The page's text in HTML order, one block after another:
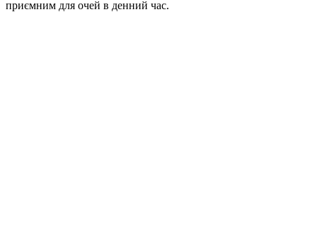
приємним для очей в денний час.